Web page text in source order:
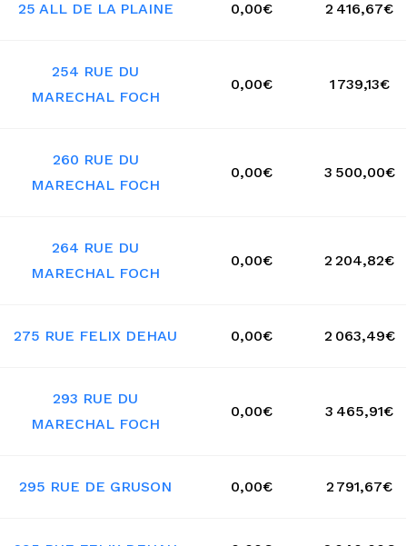
25 ALL DE LA PLAINE 0,00€ 2 416,67€
254 RUE DU
MARECHAL FOCH
0,00€ 1 739,13€
260 RUE DU
MARECHAL FOCH
0,00€ 3 500,00€
264 RUE DU
MARECHAL FOCH
0,00€ 2 204,82€
275 RUE FELIX DEHAU 0,00€ 2 063,49€
293 RUE DU
MARECHAL FOCH
0,00€ 3 465,91€
295 RUE DE GRUSON 0,00€ 2 791,67€